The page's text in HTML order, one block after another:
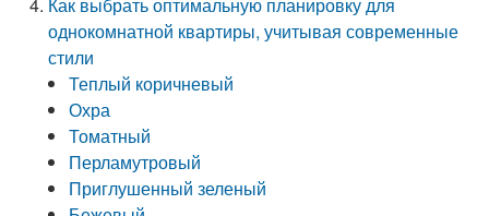
однокомнатной квартиры, учитывая современные
стили
Теплый коричневый
Охра
Томатный
Перламутровый
Приглушенный зеленый